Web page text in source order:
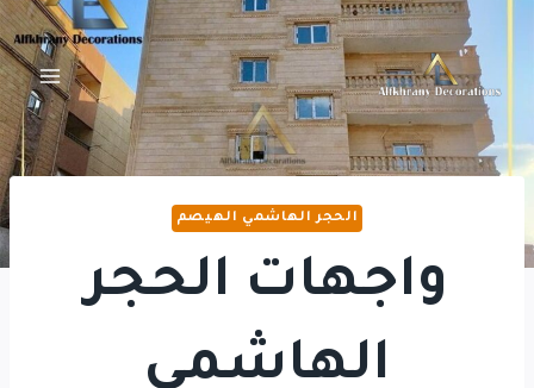
المحتوى
الحجر الهاشمي الهيصم
واجهات الحجر
الهاشمي